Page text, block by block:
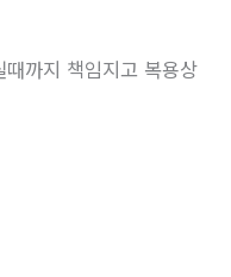
까지 책임지고 복용상